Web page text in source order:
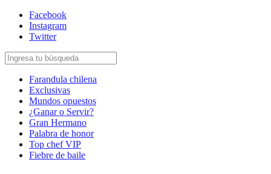
Facebook
Instagram
Twitter
Farandula chilena
Exclusivas
Mundos opuestos
¿Ganar o Servir?
Gran Hermano
Palabra de honor
Top chef VIP
Fiebre de baile